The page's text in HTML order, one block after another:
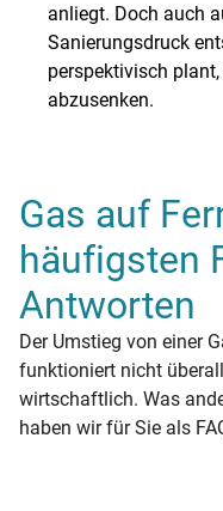
anliegt. Doch auch
Sanierungsdruck
perspektivisch
abzusenken.
Gas auf
häufigsten
Antworten
Der Umstieg von einer
funktioniert nicht
wirtschaftlich. Was
haben wir für Sie als